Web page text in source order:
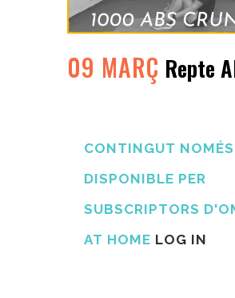
09 MARÇ Repte
CONTINGUT NOMÉS
DISPONIBLE PER
SUBSCRIPTORS
AT HOME LOG IN